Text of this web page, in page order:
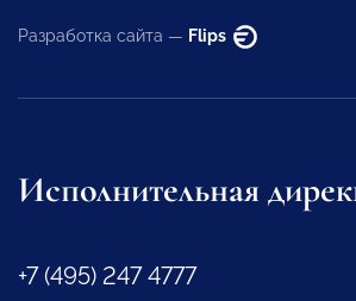
Разработка сайта — Flips
Исполнительная
+7 (495) 247 4777